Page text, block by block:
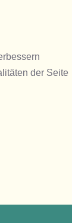
der Seite